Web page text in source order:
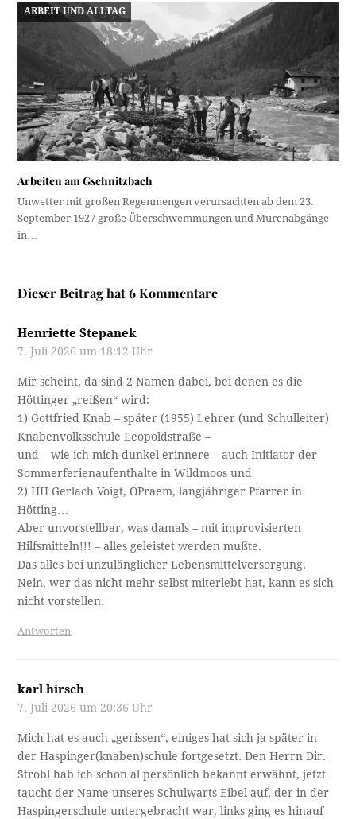
ARBEIT UND ALLTAG
Arbeiten am Gschnitzbach
Unwetter mit großen Regenmengen verursachten ab dem 23.
September 1927 große Überschwemmungen und Murenabgänge
in…
Dieser Beitrag hat 6 Kommentare
Henriette Stepanek
7. Juli 2026 um 18:12 Uhr
Mir scheint, da sind 2 Namen dabei, bei denen es die
Höttinger „reißen“ wird:
1) Gottfried Knab – später (1955) Lehrer (und Schulleiter)
Knabenvolksschule Leopoldstraße –
und – wie ich mich dunkel erinnere – auch Initiator der
Sommerferienaufenthalte in Wildmoos und
2) HH Gerlach Voigt, OPraem, langjähriger Pfarrer in
Hötting…
Aber unvorstellbar, was damals – mit improvisierten
Hilfsmitteln!!! – alles geleistet werden mußte.
Das alles bei unzulänglicher Lebensmittelversorgung.
Nein, wer das nicht mehr selbst miterlebt hat, kann es sich
nicht vorstellen.
Antworten
karl hirsch
7. Juli 2026 um 20:36 Uhr
Mich hat es auch „gerissen“, einiges hat sich ja später in
der Haspinger(knaben)schule fortgesetzt. Den Herrn Dir.
Strobl hab ich schon al persönlich bekannt erwähnt, jetzt
taucht der Name unseres Schulwarts Eibel auf, der in der
Haspingerschule untergebracht war, links ging es hinauf